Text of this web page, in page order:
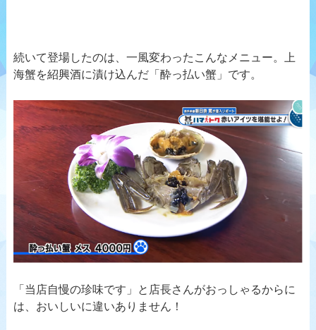
続いて登場したのは、一風変わったこんなメニュー。上
海蟹を紹興酒に漬け込んだ「酔っ払い蟹」です。
「当店自慢の珍味です」と店長さんがおっしゃるからに
は、おいしいに違いありません！